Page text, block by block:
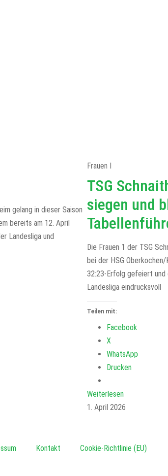
gelang in dieser Saison
bereits am 12. April
Landesliga und
Frauen I
TSG
siegen und
Die Frauen 1 der TSG
bei der HSG
32:23-Erfolg gefeiert und
Landesliga eindrucksvoll
Teilen mit:
Facebook
X
WhatsApp
Drucken
Weiterlesen
1. April 2026
Kontakt Cookie-Richtlinie (EU)